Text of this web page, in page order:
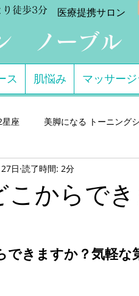
り徒歩3分
ノーブル
​医療提携サロン
ス 肌悩み マッサー
星座 美脚になる トーニング
専門サロン salon de consolare
こからでき
日 読了時間: 2分
できますか？気軽な